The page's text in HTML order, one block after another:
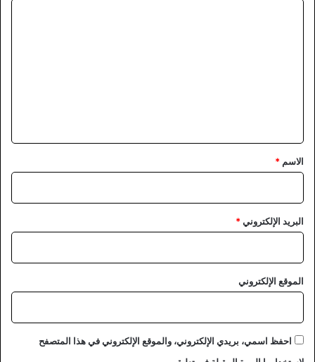
*
الاسم *
البريد الإلكتروني*
الموقع الإلكتروني
احفظ اسمي، بريدي الإلكتروني، والموقع الإلكتروني في هذا المتصفح